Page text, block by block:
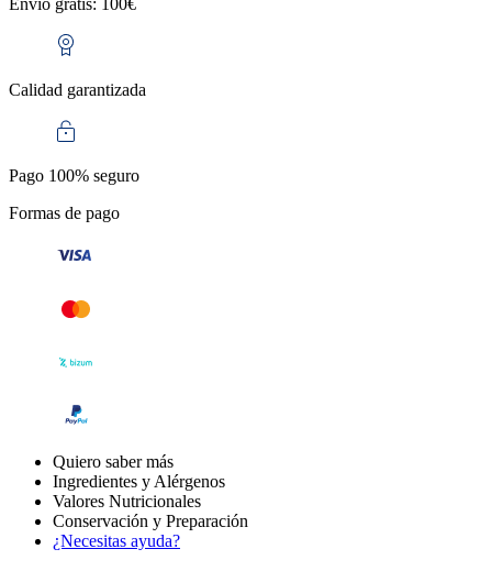
Calidad garantizada
Pago 100% seguro
Formas de pago
Quiero saber más
Ingredientes y Alérgenos
Valores Nutricionales
Conservación y Preparación
¿Necesitas ayuda?